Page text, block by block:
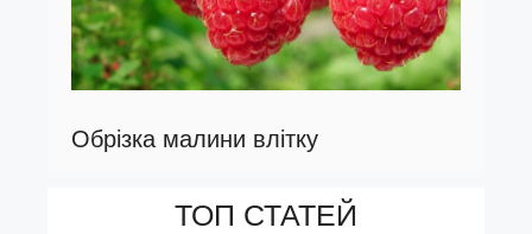
Обрізка малини влітку
ТОП СТАТЕЙ